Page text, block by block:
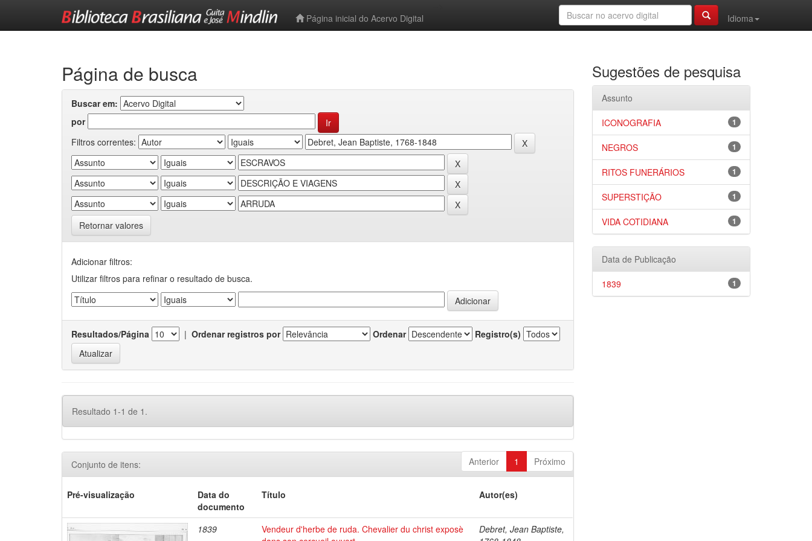
Página inicial do Acervo Digital
Idioma
Página de busca
Buscar em:
por
Filtros correntes:
Retornar valores
Adicionar filtros:
Utilizar filtros para refinar o resultado de busca.
Resultados/Página | Ordenar registros por Ordenar Registro(s)
Resultado 1-1 de 1.
Anterior 1 Próximo
Conjunto de itens:
Pré-visualização
Data do
documento
Título Autor(es)
1839
Vendeur d'herbe de ruda. Chevalier du christ exposè
Debret, Jean Baptiste,
Sugestões de pesquisa
Assunto
1
ICONOGRAFIA
1
NEGROS
1
RITOS FUNERÁRIOS
1
SUPERSTIÇÃO
1
VIDA COTIDIANA
Data de Publicação
1
1839